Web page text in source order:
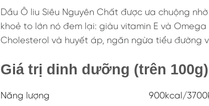
Dầu Ô liu Siêu Nguyên Chất được ưa chuộng
khoẻ to lớn nó đem lại: giàu vitamin E và Omega
Cholesterol và huyết áp, ngăn ngừa tiểu đường
Giá trị dinh dưỡng (trên 100g)
Năng lượng 900kcal/